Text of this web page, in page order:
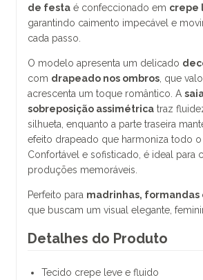
de festa é confeccionado em crepe
garantindo caimento impecável e
cada passo.
O modelo apresenta um delicado
com drapeado nos ombros , que
acrescenta um toque romântico. A
sobreposição assimétrica traz
silhueta, enquanto a parte traseira
efeito drapeado que harmoniza todo o
Confortável e sofisticado, é ideal para
produções memoráveis.
Perfeito para madrinhas, formandas
que buscam um visual elegante,
Detalhes do Produto
Tecido crepe leve e fluido